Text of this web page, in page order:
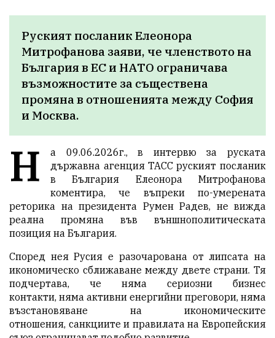
Руският посланик Елеонора
Митрофанова заяви, че членството на
България в ЕС и НАТО ограничава
възможностите за съществена
промяна в отношенията между София
и Москва.
Н
а 09.06.2026г., в интервю за руската
държавна агенция ТАСС руският посланик
в България Елеонора Митрофанова
коментира, че въпреки по-умерената
реторика на президента Румен Радев, не вижда
реална промяна във външнополитическата
позиция на България.
Според нея Русия е разочарована от липсата на
икономическо сближаване между двете страни. Тя
подчертава, че няма сериозни бизнес
контакти, няма активни енергийни преговори, няма
възстановяване на икономическите
отношения, санкциите и правилата на Европейския